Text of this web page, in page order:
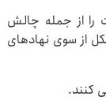
را از جمله چالش
از سوی نهادهای